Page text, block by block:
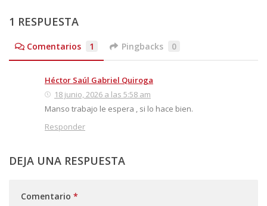
1 RESPUESTA
Comentarios 1 Pingbacks 0
Héctor Saúl Gabriel Quiroga
18 junio, 2026 a las 5:58 am
Manso trabajo le espera , si lo hace bien.
Responder
DEJA UNA RESPUESTA
Comentario *